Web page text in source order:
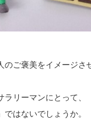
のご褒美をイメージさ
ラリーマンにとって、
はないでしょうか。